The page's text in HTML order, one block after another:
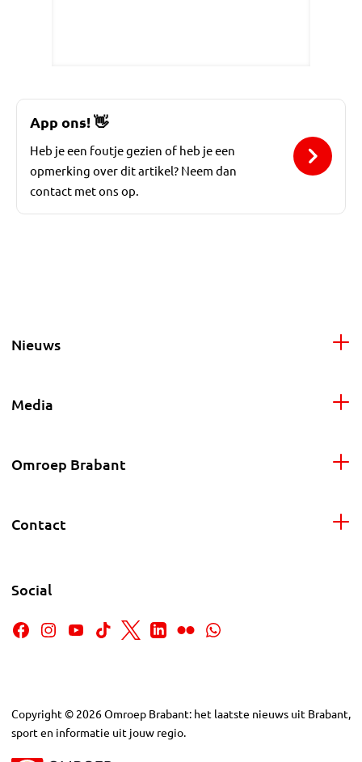
App ons! 👋
Heb je een foutje gezien of heb je een
opmerking over dit artikel? Neem dan
contact met ons op.
Nieuws
Media
Omroep Brabant
Contact
Social
Copyright © 2026Omroep Brabant: het laatste nieuws uit Brabant,
sport en informatie uit jouw regio.